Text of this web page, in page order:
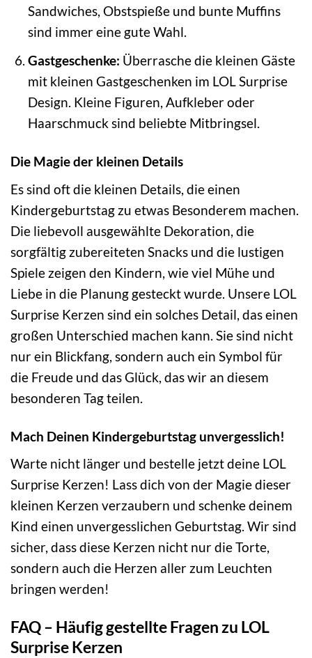
Sandwiches, Obstspieße und bunte Muffins
sind immer eine gute Wahl.
Gastgeschenke: Überrasche die kleinen Gäste
mit kleinen Gastgeschenken im LOL Surprise
Design. Kleine Figuren, Aufkleber oder
Haarschmuck sind beliebte Mitbringsel.
Die Magie der kleinen Details
Es sind oft die kleinen Details, die einen
Kindergeburtstag zu etwas Besonderem machen.
Die liebevoll ausgewählte Dekoration, die
sorgfältig zubereiteten Snacks und die lustigen
Spiele zeigen den Kindern, wie viel Mühe und
Liebe in die Planung gesteckt wurde. Unsere LOL
Surprise Kerzen sind ein solches Detail, das einen
großen Unterschied machen kann. Sie sind nicht
nur ein Blickfang, sondern auch ein Symbol für
die Freude und das Glück, das wir an diesem
besonderen Tag teilen.
Mach Deinen Kindergeburtstag unvergesslich!
Warte nicht länger und bestelle jetzt deine LOL
Surprise Kerzen! Lass dich von der Magie dieser
kleinen Kerzen verzaubern und schenke deinem
Kind einen unvergesslichen Geburtstag. Wir sind
sicher, dass diese Kerzen nicht nur die Torte,
sondern auch die Herzen aller zum Leuchten
bringen werden!
FAQ – Häufig gestellte Fragen zu LOL
Surprise Kerzen